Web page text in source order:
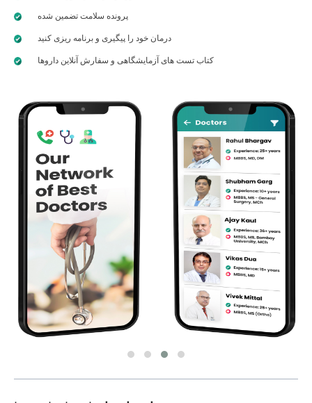
پرونده سلامت تضمین شده
درمان خود را پیگیری و برنامه ریزی کنید
کتاب تست های آزمایشگاهی و سفارش آنلاین داروها